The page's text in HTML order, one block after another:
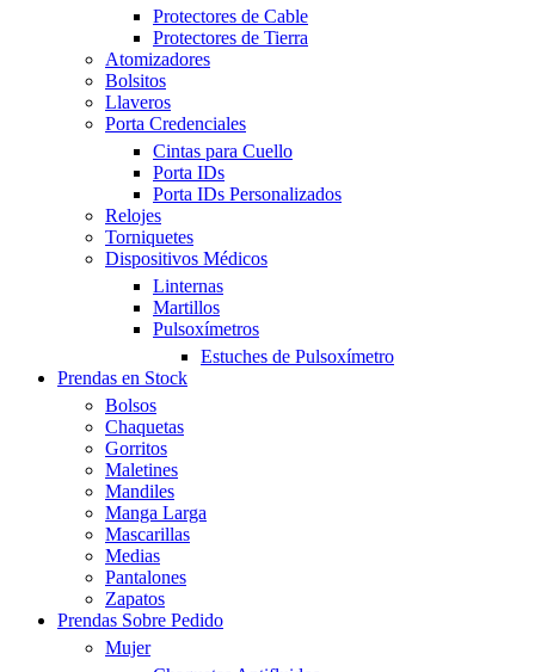
Protectores de Cable
Protectores de Tierra
Atomizadores
Bolsitos
Llaveros
Porta Credenciales
Cintas para Cuello
Porta IDs
Porta IDs Personalizados
Relojes
Torniquetes
Dispositivos Médicos
Linternas
Martillos
Pulsoxímetros
Estuches de Pulsoxímetro
Prendas en Stock
Bolsos
Chaquetas
Gorritos
Maletines
Mandiles
Manga Larga
Mascarillas
Medias
Pantalones
Zapatos
Prendas Sobre Pedido
Mujer